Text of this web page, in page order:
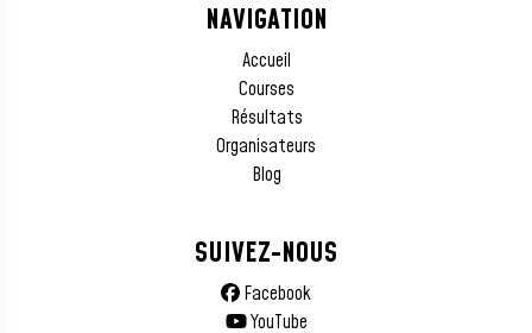
NAVIGATION
Accueil
Courses
Résultats
Organisateurs
Blog
SUIVEZ-NOUS
Facebook
YouTube